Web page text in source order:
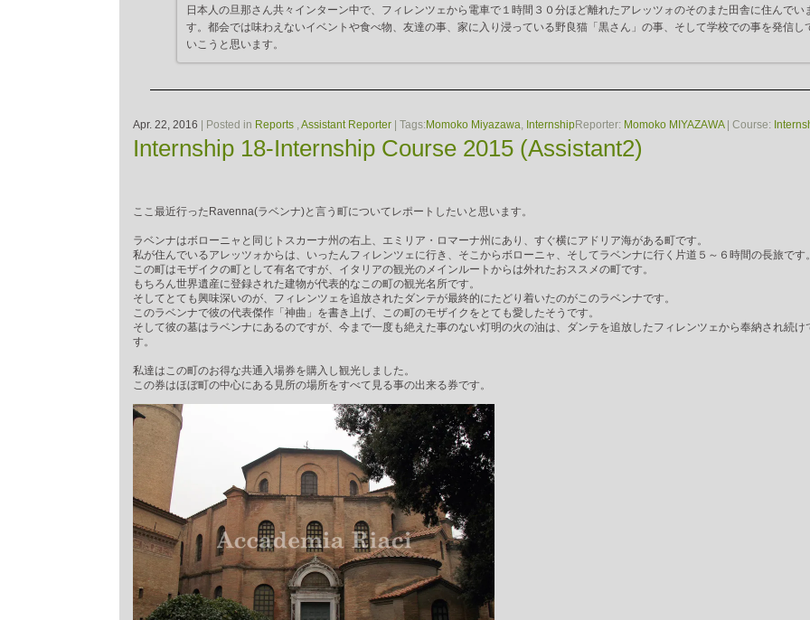
日本人の旦那さん共々インターン中で、フィレンツェから電車で１時間３０分ほど離れたアレッツォのそのまた田舎に住んでい
す。都会では味わえないイベントや食べ物、友達の事、家に入り浸っている野良猫「黒さん」の事、そして学校での事を発信し
いこうと思います。
Apr. 22, 2016 | Posted in Reports Assistant Reporter | Tags:Momoko Miyazawa InternshipReporter: Momoko MIYAZAWA| Course:
Internship 18-Internship Course 2015 (Assistant2)
ここ最近行ったRavenna(ラベンナ)と言う町についてレポートしたいと思います。
ラベンナはボローニャと同じトスカーナ州の右上、エミリア・ロマーナ州にあり、すぐ横にアドリア海がある町です。
私が住んでいるアレッツォからは、いったんフィレンツェに行き、そこからボローニャ、そしてラベンナに行く片道５～６時間の長旅です。
この町はモザイクの町として有名ですが、イタリアの観光のメインルートからは外れたおススメの町です。
もちろん世界遺産に登録された建物が代表的なこの町の観光名所です。
そしてとても興味深いのが、フィレンツェを追放されたダンテが最終的にたどり着いたのがこのラベンナです。
このラベンナで彼の代表傑作「神曲」を書き上げ、この町のモザイクをとても愛したそうです。
そして彼の墓はラベンナにあるのですが、今まで一度も絶えた事のない灯明の火の油は、ダンテを追放したフィレンツェから奉納され続け
す。
私達はこの町のお得な共通入場券を購入し観光しました。
この券はほぼ町の中心にある見所の場所をすべて見る事の出来る券です。